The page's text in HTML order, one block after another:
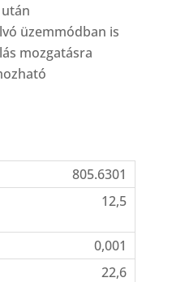
üzemmódban is
mozgatásra
805.6301
12,5
0,001
22,6